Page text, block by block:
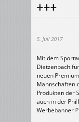
+++
5. Juli 2017
Mit dem
Dietzenbach
neuen
Mannschaften
Produkten der
auch in der
Werbebanner